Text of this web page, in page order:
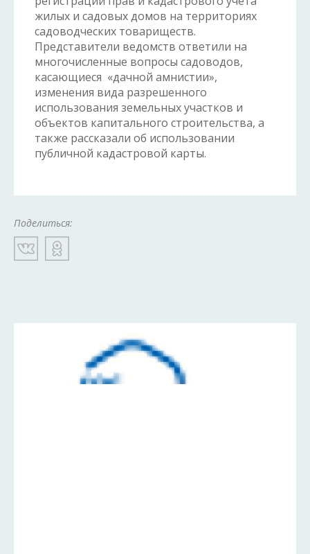
жилых и садовых домов на территориях
садоводческих товариществ.
Представители ведомств ответили на
многочисленные вопросы садоводов,
касающиеся «дачной амнистии»,
изменения вида разрешенного
использования земельных участков и
объектов капитального строительства, а
также рассказали об использовании
публичной кадастровой карты.
Поделиться: